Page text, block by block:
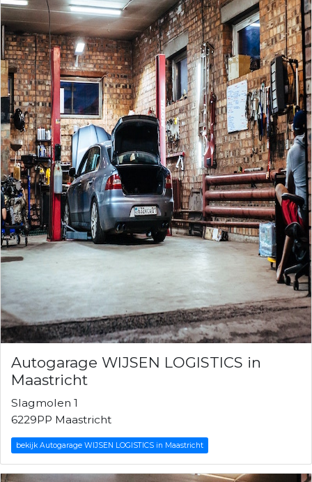
Autogarage WIJSEN LOGISTICS in
Maastricht
Slagmolen 1
6229PP Maastricht
bekijk Autogarage WIJSEN LOGISTICS in Maastricht